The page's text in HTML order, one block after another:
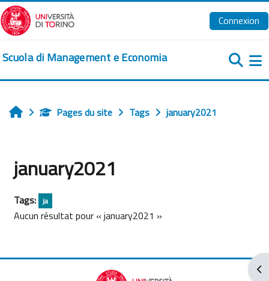
Passer au contenu principal
Connexion
Scuola di Management e Economia
AccueilPages du site Tags january2021
january2021
Tags: ja
Aucun résultat pour « january2021 »